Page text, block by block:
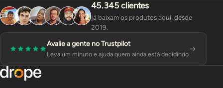
45.345 clientes
já baixam os produtos aqui, desde
2019.
Avalie a gente no Trustpilot
Leva um minuto e ajuda quem ainda está decidindo